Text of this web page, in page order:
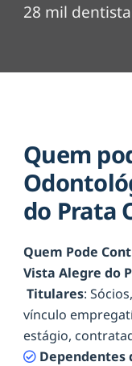
28 mil
Quem
do Prata
Quem Pode
Vista Alegre do
Titulares:
vínculo
estágio,
Dependentes